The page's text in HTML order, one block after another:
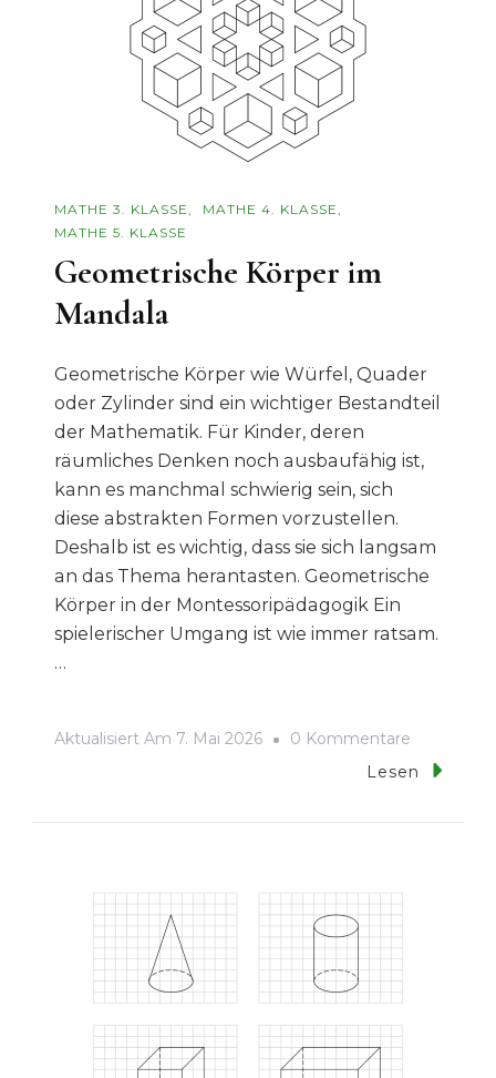
MATHE 3. KLASSE
MATHE 4. KLASSE
MATHE 5. KLASSE
Geometrische Körper im
Mandala
Geometrische Körper wie Würfel, Quader
oder Zylinder sind ein wichtiger Bestandteil
der Mathematik. Für Kinder, deren
räumliches Denken noch ausbaufähig ist,
kann es manchmal schwierig sein, sich
diese abstrakten Formen vorzustellen.
Deshalb ist es wichtig, dass sie sich langsam
an das Thema herantasten. Geometrische
Körper in der Montessoripädagogik Ein
spielerischer Umgang ist wie immer ratsam.
…
Aktualisiert Am 7. Mai 2026 0 Kommentare
Lesen